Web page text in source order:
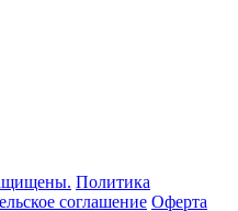
Политика
соглашение Оферта